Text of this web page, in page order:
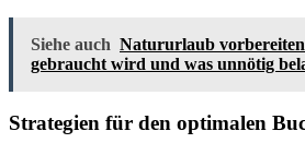
Siehe auch Natururlaub
gebraucht wird und was unnötig
Strategien für den optimalen